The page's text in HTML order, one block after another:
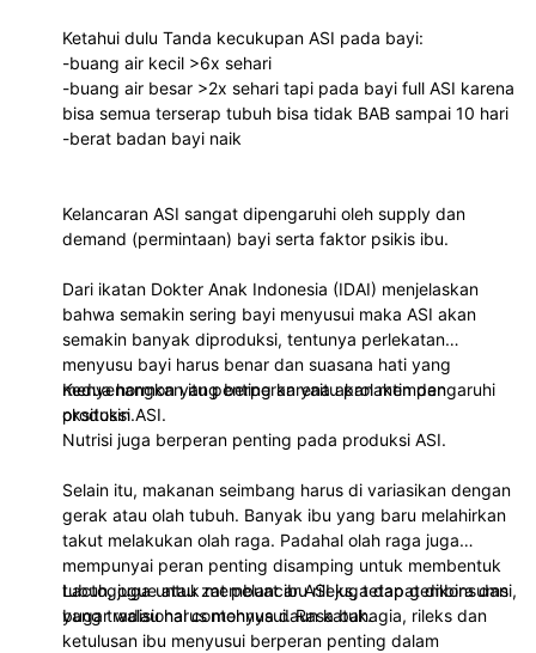
Ketahui dulu Tanda kecukupan ASI pada bayi:
-buang air kecil >6x sehari
-buang air besar >2x sehari tapi pada bayi full ASI karena
bisa semua terserap tubuh bisa tidak BAB sampai 10 hari
-berat badan bayi naik
Kelancaran ASI sangat dipengaruhi oleh supply dan
demand (permintaan) bayi serta faktor psikis ibu.
Dari ikatan Dokter Anak Indonesia (IDAI) menjelaskan
bahwa semakin sering bayi menyusui maka ASI akan
semakin banyak diproduksi, tentunya perlekatan
menyusu bayi harus benar dan suasana hati yang
menyenangkan itu penting karena akan mempengaruhi
produksi ASI.
Kedua hormon yang berperan yaitu prolaktin dan
oksitosin.
Nutrisi juga berperan penting pada produksi ASI.
Selain itu, makanan seimbang harus di variasikan dengan
gerak atau olah tubuh. Banyak ibu yang baru melahirkan
takut melakukan olah raga. Padahal olah raga juga
mempunyai peran penting disamping untuk membentuk
tubuh, juga untuk membuat ibu rileks, tetap gembira dan
bugar walau harus menyusui. Rasa bahagia, rileks dan
ketulusan ibu menyusui berperan penting dalam
Lactogogue atau zat pelancar ASI juga dapat dikonsumsi,
yang tradisional contohnya daun katuk.